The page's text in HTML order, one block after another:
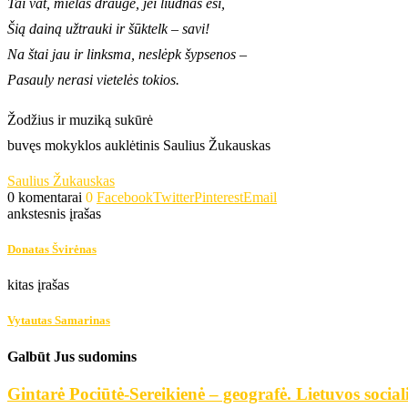
Šią dainą užtrauki ir šūktelk – savi!
Na štai jau ir linksma, neslėpk šypsenos –
Pasauly nerasi vietelės tokios.
Žodžius ir muziką sukūrė
buvęs mokyklos auklėtinis Saulius Žukauskas
Saulius Žukauskas
0 komentarai 0 FacebookTwitterPinterestEmail
ankstesnis įrašas
Donatas Švirėnas
kitas įrašas
Vytautas Samarinas
Galbūt Jus sudomins
Gintarė Pociūtė-Sereikienė – geografė. Lietuvos